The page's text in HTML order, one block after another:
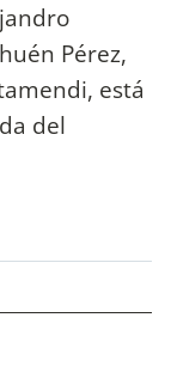
Pérez,
está
del